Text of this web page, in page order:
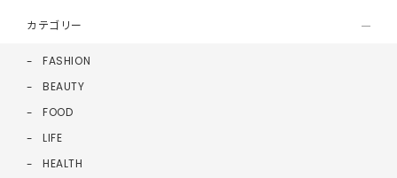
カテゴリー
FASHION
BEAUTY
FOOD
LIFE
HEALTH